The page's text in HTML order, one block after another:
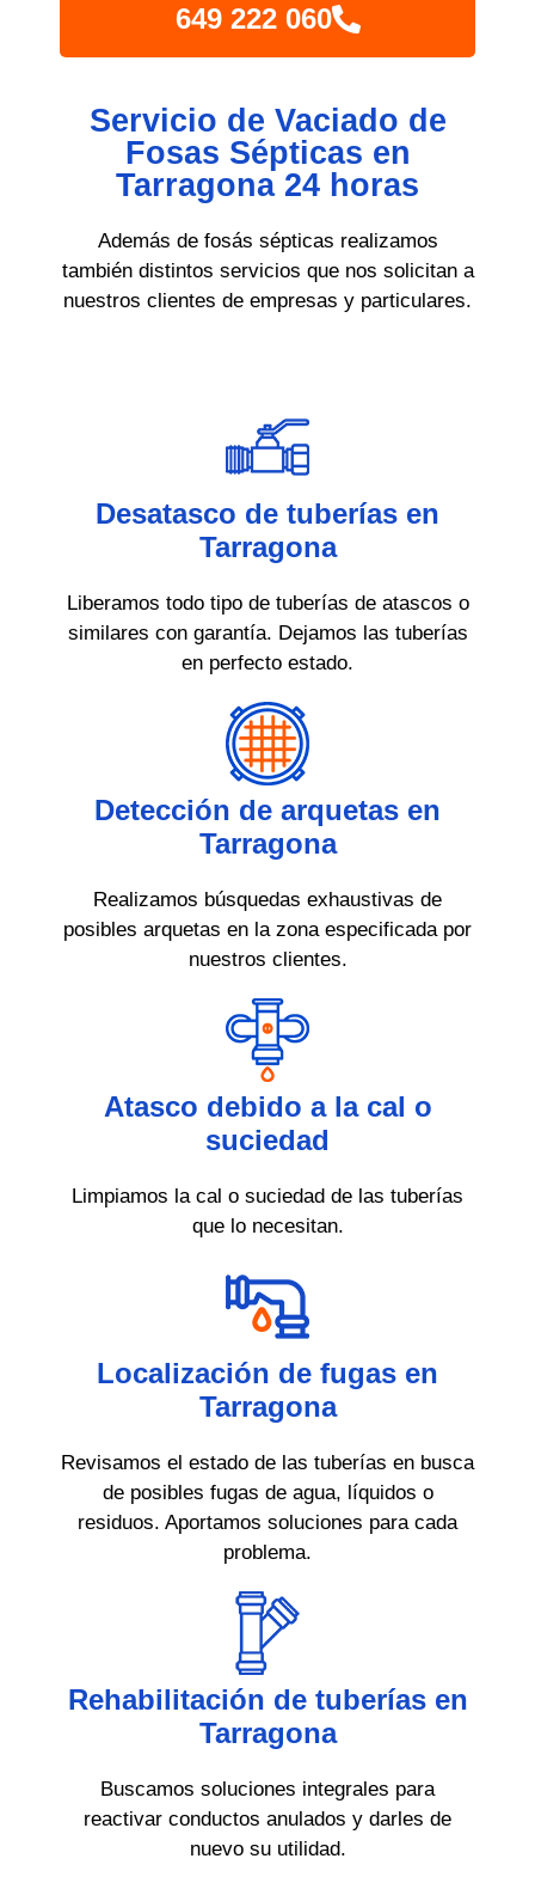
649 222 060
Servicio de Vaciado de
Fosas Sépticas en
Tarragona 24 horas
Además de fosás sépticas realizamos
también distintos servicios que nos solicitan a
nuestros clientes de empresas y particulares.
Desatasco de tuberías en
Tarragona
Liberamos todo tipo de tuberías de atascos o
similares con garantía. Dejamos las tuberías
en perfecto estado.
Detección de arquetas en
Tarragona
Realizamos búsquedas exhaustivas de
posibles arquetas en la zona especificada por
nuestros clientes.
Atasco debido a la cal o
suciedad
Limpiamos la cal o suciedad de las tuberías
que lo necesitan.
Localización de fugas en
Tarragona
Revisamos el estado de las tuberías en busca
de posibles fugas de agua, líquidos o
residuos. Aportamos soluciones para cada
problema.
Rehabilitación de tuberías en
Tarragona
Buscamos soluciones integrales para
reactivar conductos anulados y darles de
nuevo su utilidad.